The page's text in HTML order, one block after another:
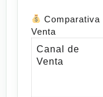
Comparativa
Venta
Canal de
Venta